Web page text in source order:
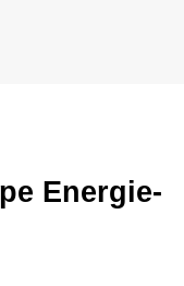
Energie-